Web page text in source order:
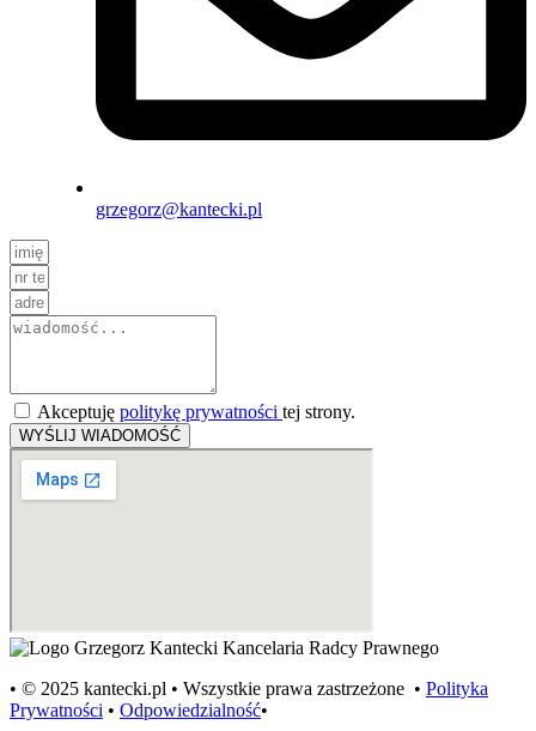
grzegorz@kantecki.pl
Akceptuję politykę prywatności tej strony.
WYŚLIJ WIADOMOŚĆ
• © 2025 kantecki.pl • Wszystkie prawa zastrzeżone • Polityka
Prywatności • Odpowiedzialność•